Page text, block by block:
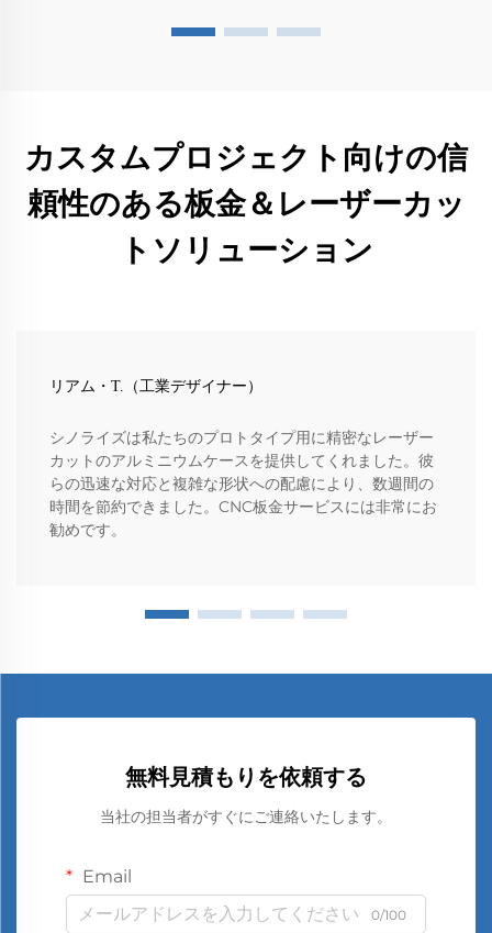
カスタムプロジェクト向けの信
頼性のある板金＆レーザーカッ
トソリューション
リアム・T.（工業デザイナー）
シノライズは私たちのプロトタイプ用に精密なレーザー
カットのアルミニウムケースを提供してくれました。彼
らの迅速な対応と複雑な形状への配慮により、数週間の
時間を節約できました。CNC板金サービスには非常にお
勧めです。
無料見積もりを依頼する
当社の担当者がすぐにご連絡いたします。
Email
0/100